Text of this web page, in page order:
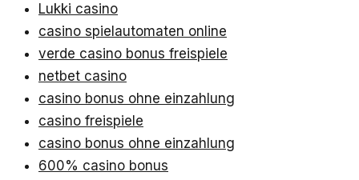
Lukki casino
casino spielautomaten online
verde casino bonus freispiele
netbet casino
casino bonus ohne einzahlung
casino freispiele
casino bonus ohne einzahlung
600% casino bonus